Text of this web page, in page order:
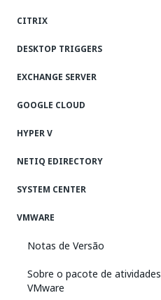
CITRIX
DESKTOP TRIGGERS
EXCHANGE SERVER
GOOGLE CLOUD
HYPER V
NETIQ EDIRECTORY
SYSTEM CENTER
VMWARE
Notas de Versão
Sobre o pacote de atividades
VMware